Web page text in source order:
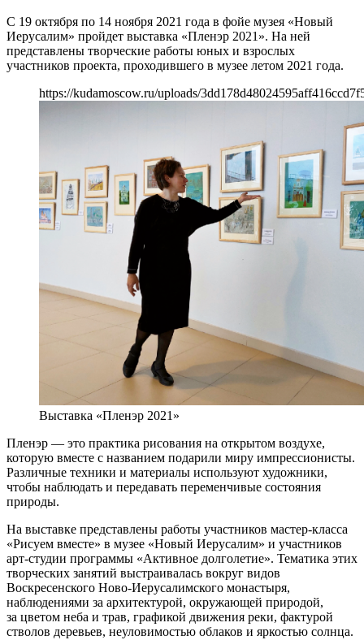
С 19 октября по 14 ноября 2021 года в фойе музея «Новый
Иерусалим» пройдет выставка «Пленэр 2021». На ней
представлены творческие работы юных и взрослых
участников проекта, проходившего в музее летом 2021 года.
https://kudamoscow.ru/uploads/
Выставка «Пленэр 2021»
Пленэр — это практика рисования на открытом воздухе,
которую вместе с названием подарили миру импрессионисты.
Различные техники и материалы используют художники,
чтобы наблюдать и передавать переменчивые состояния
природы.
На выставке представлены работы участников мастер-класса
«Рисуем вместе» в музее «Новый Иерусалим» и участников
арт-студии программы «Активное долголетие». Тематика этих
творческих занятий выстраивалась вокруг видов
Воскресенского Ново-Иерусалимского монастыря,
наблюдениями за архитектурой, окружающей природой,
за цветом неба и трав, графикой движения реки, фактурой
стволов деревьев, неуловимостью облаков и яркостью солнца.